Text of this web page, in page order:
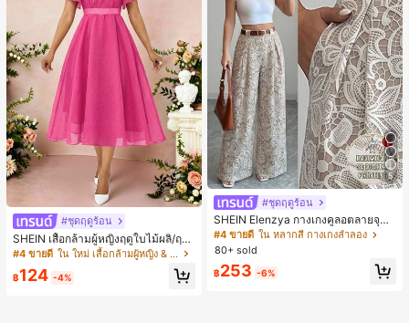
#ชุดฤดูร้อน
SHEIN เสื้อกล้ามผู้หญิงฤดูใบไม้ผลิ/ฤดูร้
อน ใหม่ สไตล์มินิมอลลำลองหรูหรา สีบ
ล็อก ลายจุด คอวี แพตช์เวิร์ก ชายระบา
ย แขนกุด ทรงเข้ารูป อเนกประสงค์, เสื้อ
#4 ขายดี ใน ใหม่ เสื้อกล้ามผู้หญิง & Camis
฿124 -4%
5
#ชุดฤดูร้อน
SHEIN Elenzya กางเกงคูลอตลายจุดเ
อวสูงแบบใหม่สำหรับฤดูใบไม้ผลิ/ฤดูร้อ
น, สไตล์หรูหราเหมาะสำหรับใส่ในชีวิต
ประจำวันและทำงาน, ให้ความรู้สึกวินเ
ทจสำหรับฤดูรับปริญญา, เทศกาลดนตร
ี, การแข่งม้าดาร์บี้, วันประกาศอิสรภาพ
#4 ขายดี ใน หลากสี กางเกงลำลอง
80+ sold
฿253 -6%